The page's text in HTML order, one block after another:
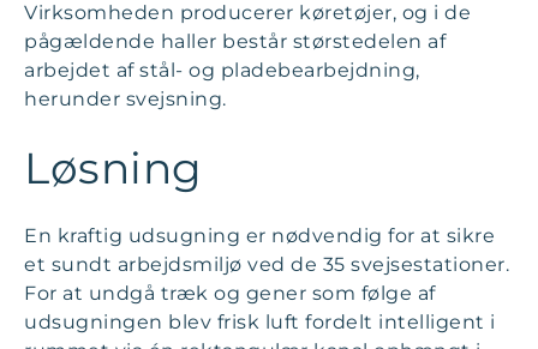
Virksomheden producerer køretøjer, og i de
pågældende haller består størstedelen af
arbejdet af stål- og pladebearbejdning,
herunder svejsning.
Løsning
En kraftig udsugning er nødvendig for at sikre
et sundt arbejdsmiljø ved de 35 svejsestationer.
For at undgå træk og gener som følge af
udsugningen blev frisk luft fordelt intelligent i